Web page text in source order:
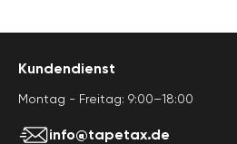
Kundendienst
Montag - Freitag: 9:00–18:00
info@tapetax.de